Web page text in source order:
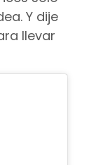
Y dije
llevar